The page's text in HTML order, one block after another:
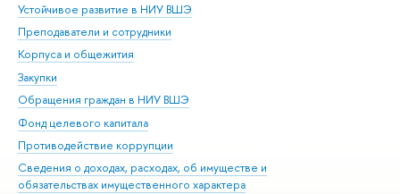
Устойчивое развитие в НИУ ВШЭ
Преподаватели и сотрудники
Корпуса и общежития
Закупки
Обращения граждан в НИУ ВШЭ
Фонд целевого капитала
Противодействие коррупции
Сведения о доходах, расходах, об имуществе и
обязательствах имущественного характера